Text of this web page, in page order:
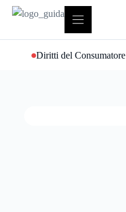
contenuto
Diritti del Consumatore